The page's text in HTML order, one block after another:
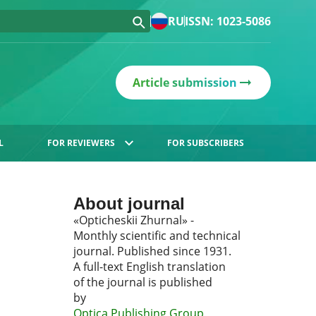
RUISSN: 1023-5086
Article submission
FOR REVIEWERS FOR SUBSCRIBERS
About journal
«Opticheskii Zhurnal» -
Monthly scientific and technical
journal. Published since 1931.
A full-text English translation
of the journal is published
by